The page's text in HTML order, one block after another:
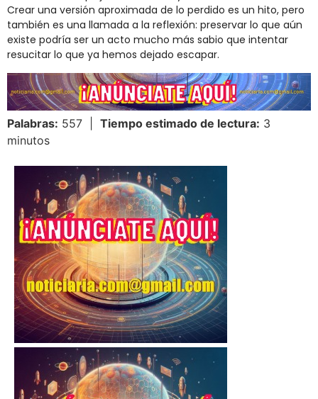
Crear una versión aproximada de lo perdido es un hito, pero
también es una llamada a la reflexión: preservar lo que aún
existe podría ser un acto mucho más sabio que intentar
resucitar lo que ya hemos dejado escapar.
Palabras: 557 | Tiempo estimado de lectura: 3
minutos